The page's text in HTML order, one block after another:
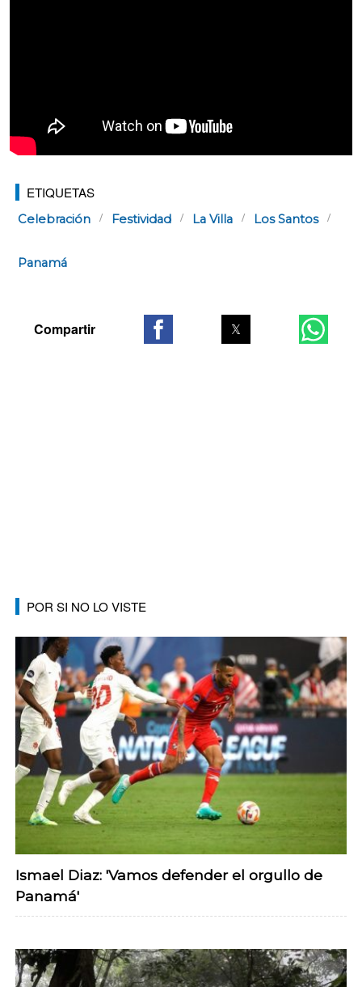
ETIQUETAS
Celebración Festividad La Villa Los Santos
Panamá
POR SI NO LO VISTE
Ismael Diaz: 'Vamos defender el orgullo de
Panamá'